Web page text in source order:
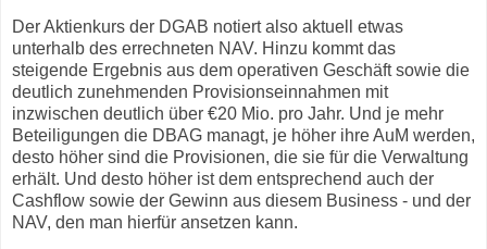
Der Aktienkurs der DGAB notiert also aktuell etwas
unterhalb des errechneten NAV. Hinzu kommt das
steigende Ergebnis aus dem operativen Geschäft sowie die
deutlich zunehmenden Provisionseinnahmen mit
inzwischen deutlich über €20 Mio. pro Jahr. Und je mehr
Beteiligungen die DBAG managt, je höher ihre AuM werden,
desto höher sind die Provisionen, die sie für die Verwaltung
erhält. Und desto höher ist dem entsprechend auch der
Cashflow sowie der Gewinn aus diesem Business - und der
NAV, den man hierfür ansetzen kann.